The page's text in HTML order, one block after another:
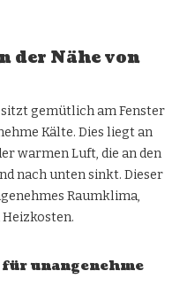
der Nähe von
sitzt gemütlich am Fenster
Kälte. Dies liegt an
warmen Luft, die an den
nach unten sinkt. Dieser
Raumklima,
unangenehme